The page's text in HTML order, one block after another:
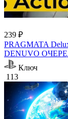
239 ₽
PRAGMATA
DENUVO
Ключ
113